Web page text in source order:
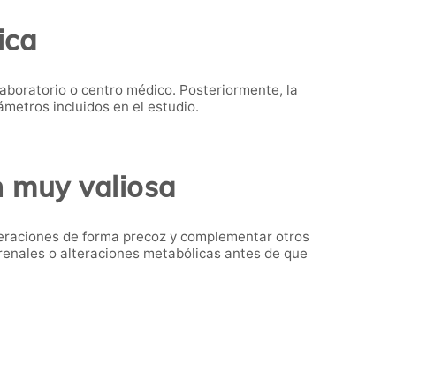
o centro médico. Posteriormente, la
incluidos en el estudio.
muy valiosa
de forma precoz y complementar otros
o alteraciones metabólicas antes de que